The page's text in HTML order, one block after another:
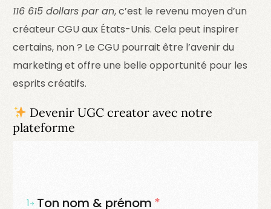
116 615 dollars par an, c’est le revenu moyen d’un
créateur CGU aux États-Unis. Cela peut inspirer
certains, non ? Le CGU pourrait être l’avenir du
marketing et offre une belle opportunité pour les
esprits créatifs.
Devenir UGC creator avec notre
plateforme
1 Ton nom & prénom *